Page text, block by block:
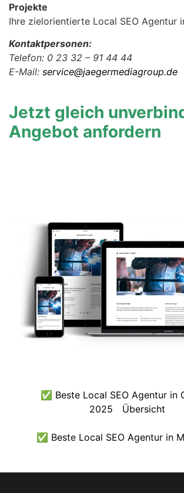
Projekte
Ihre zielorientierte Local SEO Agentur
Kontaktpersonen:
Telefon: 0 23 32 – 91 44 44
E-Mail: service@jaegermediagroup.de
Jetzt gleich
Angebot anfordern
✅ Beste Local SEO Agentur in
2025
Übersicht
✅ Beste Local SEO Agentur in